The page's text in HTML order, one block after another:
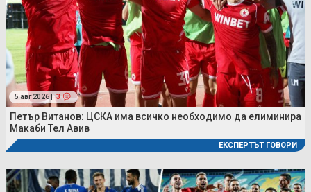
5 авг 2026 | 3
Петър Витанов: ЦСКА има всичко необходимо да елиминира
Макаби Тел Авив
ЕКСПЕРТЪТ ГОВОРИ